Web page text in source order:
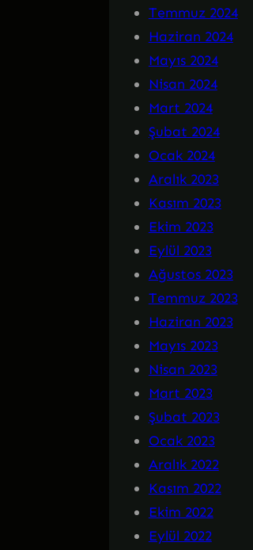
Temmuz 2024
Haziran 2024
Mayıs 2024
Nisan 2024
Mart 2024
Şubat 2024
Ocak 2024
Aralık 2023
Kasım 2023
Ekim 2023
Eylül 2023
Ağustos 2023
Temmuz 2023
Haziran 2023
Mayıs 2023
Nisan 2023
Mart 2023
Şubat 2023
Ocak 2023
Aralık 2022
Kasım 2022
Ekim 2022
Eylül 2022